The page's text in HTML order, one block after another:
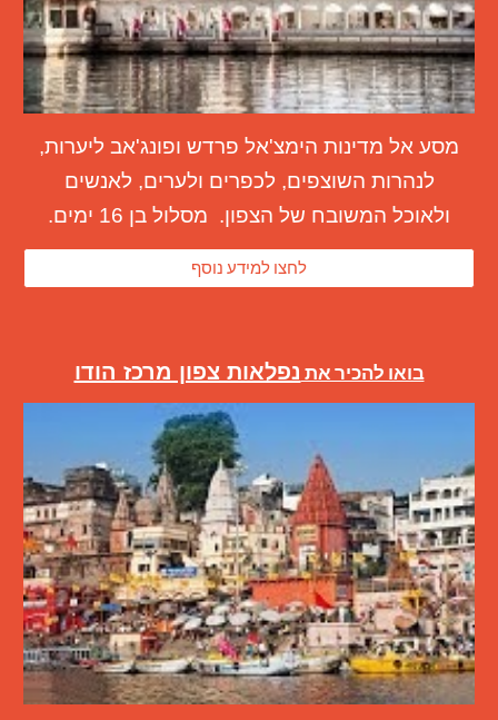
מסע אל מדינות הימצ'אל פרדש ופונג'אב ליערות,
לנהרות השוצפים, לכפרים ולערים, לאנשים
ולאוכל המשובח של הצפון. מסלול בן 16 ימים.
לחצו למידע נוסף
בואו להכיר את נפלאות צפון מרכז הודו